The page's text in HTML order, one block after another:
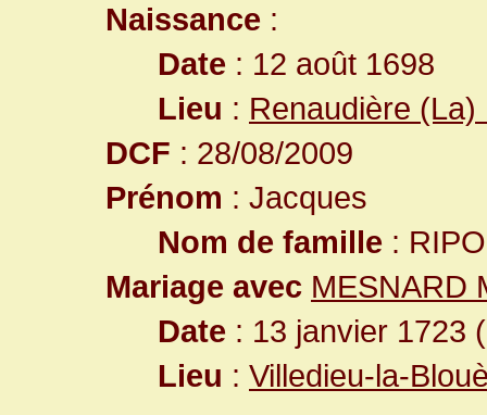
Naissance :
Date : 12 août 1698
Lieu : Renaudière
DCF : 28/08/2009
Prénom : Jacques
Nom de famille :
Mariage avec MESNARD
Date : 13 janvier 1723
Lieu : Villedieu-la-